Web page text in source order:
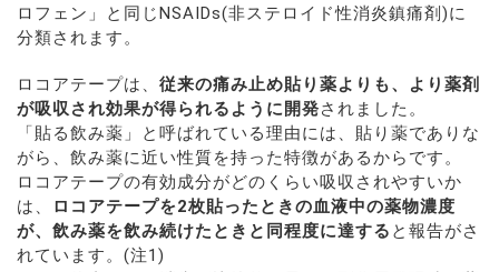
ロフェン」と同じNSAIDs(非ステロイド性消炎鎮痛剤)に
分類されます。
ロコアテープは、 従来の痛み止め貼り薬よりも、より薬剤
が吸収され効果が得られるように開発されました。
「貼る飲み薬」と呼ばれている理由には、貼り薬でありな
がら、飲み薬に近い性質を持った特徴があるからです。
ロコアテープの有効成分がどのくらい吸収されやすいか
は、
ロコアテープを2枚貼ったときの血液中の薬物濃度
が、飲み薬を飲み続けたときと同程度に達する と報告がさ
れています。(注1)